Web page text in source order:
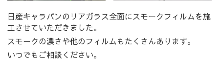
日産キャラバンのリアガラス全面にスモークフィルムを施
工させていただきました。
スモークの濃さや他のフィルムもたくさんあります。
いつでもご相談ください。